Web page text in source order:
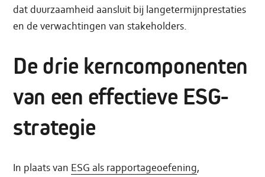
dat duurzaamheid aansluit bij langetermijnprestaties
en de verwachtingen van stakeholders.
De drie kerncomponenten
van een effectieve ESG-
strategie
In plaats van ESG als rapportageoefening,